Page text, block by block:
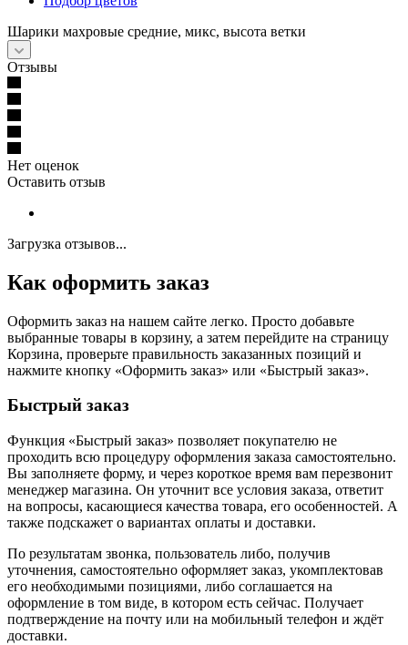
Шарики махровые средние, микс, высота ветки
Отзывы
Нет оценок
Оставить отзыв
Загрузка отзывов...
Как оформить заказ
Оформить заказ на нашем сайте легко. Просто добавьте
выбранные товары в корзину, а затем перейдите на страницу
Корзина, проверьте правильность заказанных позиций и
нажмите кнопку «Оформить заказ» или «Быстрый заказ».
Быстрый заказ
Функция «Быстрый заказ» позволяет покупателю не
проходить всю процедуру оформления заказа самостоятельно.
Вы заполняете форму, и через короткое время вам перезвонит
менеджер магазина. Он уточнит все условия заказа, ответит
на вопросы, касающиеся качества товара, его особенностей. А
также подскажет о вариантах оплаты и доставки.
По результатам звонка, пользователь либо, получив
уточнения, самостоятельно оформляет заказ, укомплектовав
его необходимыми позициями, либо соглашается на
оформление в том виде, в котором есть сейчас. Получает
подтверждение на почту или на мобильный телефон и ждёт
доставки.